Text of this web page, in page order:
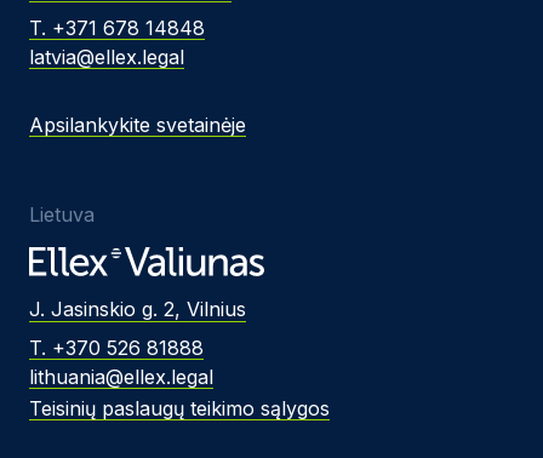
T. +371 678 14848
latvia@ellex.legal
Apsilankykite svetainėje
Lietuva
J. Jasinskio g. 2, Vilnius
T. +370 526 81888
lithuania@ellex.legal
Teisinių paslaugų teikimo sąlygos